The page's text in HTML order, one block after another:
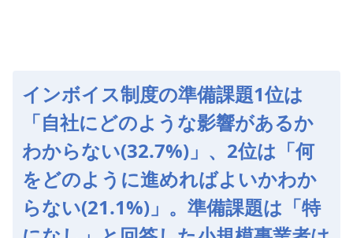
インボイス制度の準備課題1位は
「自社にどのような影響があるか
わからない(32.7%)」、2位は「何
をどのように進めればよいかわか
らない(21.1%)」。準備課題は「特